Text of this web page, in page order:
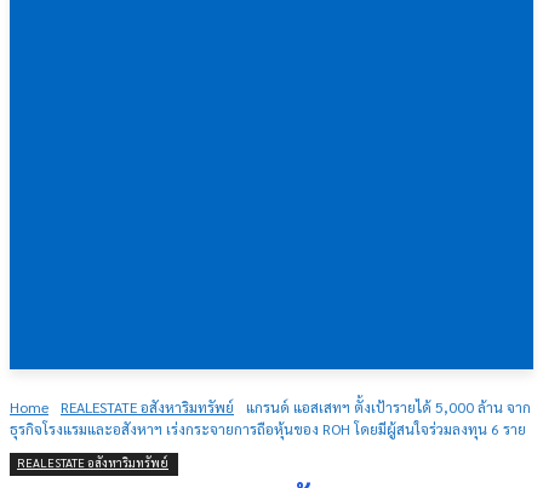
Home REALESTATE อสังหาริมทรัพย์
แกรนด์ แอสเสทฯ ตั้งเป้ารายได้ 5,000 ล้าน จาก
ธุรกิจโรงแรมและอสังหาฯ เร่งกระจายการถือหุ้นของ ROH โดยมีผู้สนใจร่วมลงทุน 6 ราย
REALESTATE อสังหาริมทรัพย์